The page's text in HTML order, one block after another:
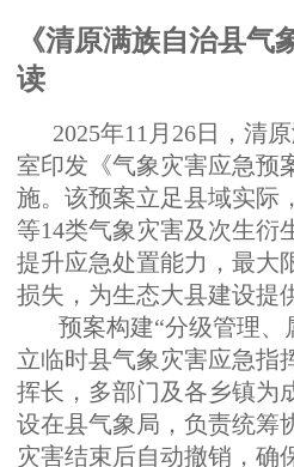
《清原满族自治县气
读
2025年11月26日，清
室印发《气象灾害应急预
施。该预案立足县域实际
等14类气象灾害及次生衍
提升应急处置能力，最大
损失，为生态大县建设提
预案构建“分级管理、
立临时县气象灾害应急指
挥长，多部门及各乡镇为
设在县气象局，负责统筹
灾害结束后自动撤销，确